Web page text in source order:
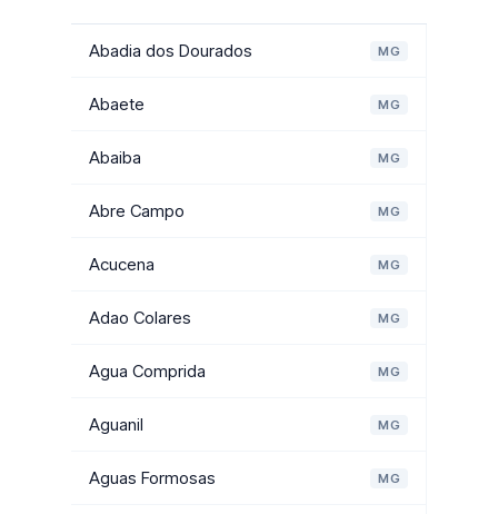
Abadia dos Dourados MG
Abaete MG
Abaiba MG
Abre Campo MG
Acucena MG
Adao Colares MG
Agua Comprida MG
Aguanil MG
Aguas Formosas MG